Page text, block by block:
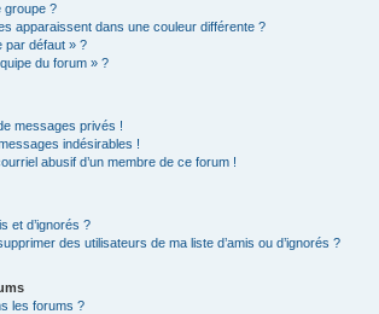
groupe ?
apparaissent dans une couleur différente ?
par défaut » ?
du forum » ?
messages privés !
indésirables !
abusif d’un membre de ce forum !
et d’ignorés ?
des utilisateurs de ma liste d’amis ou d’ignorés ?
les forums ?